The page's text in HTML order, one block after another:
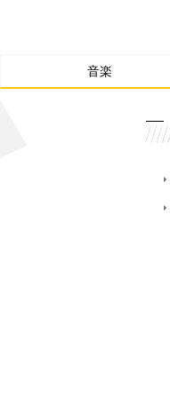
音楽